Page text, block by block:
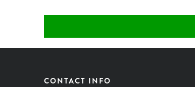
CONTACT INFO